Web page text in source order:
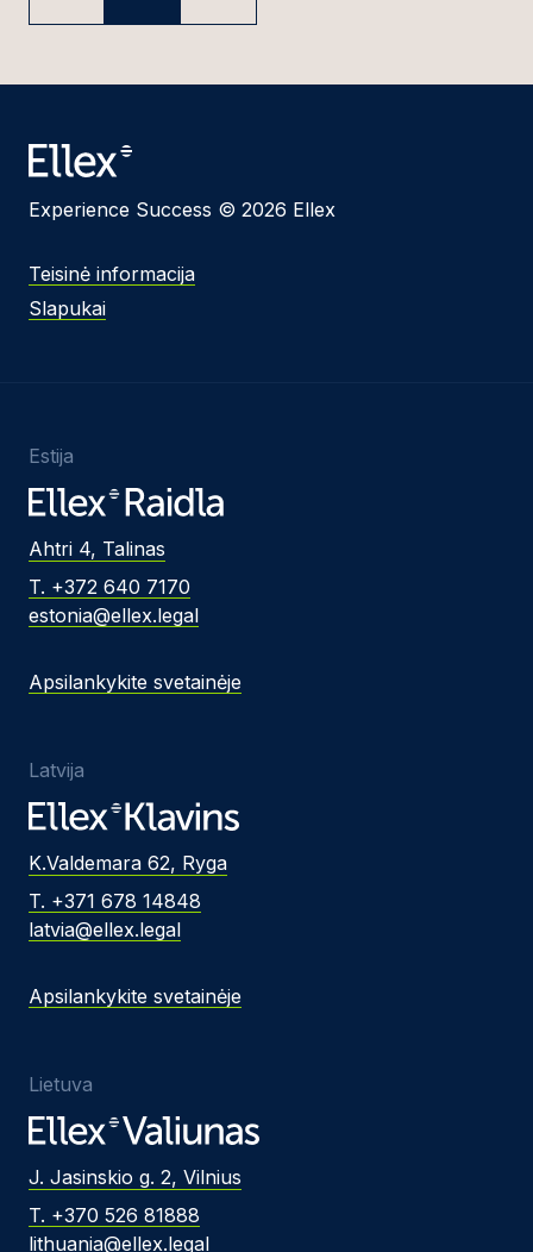
Experience Success © 2026 Ellex
Teisinė informacija
Slapukai
Estija
Ahtri 4, Talinas
T. +372 640 7170
estonia@ellex.legal
Apsilankykite svetainėje
Latvija
K.Valdemara 62, Ryga
T. +371 678 14848
latvia@ellex.legal
Apsilankykite svetainėje
Lietuva
J. Jasinskio g. 2, Vilnius
T. +370 526 81888
lithuania@ellex.legal